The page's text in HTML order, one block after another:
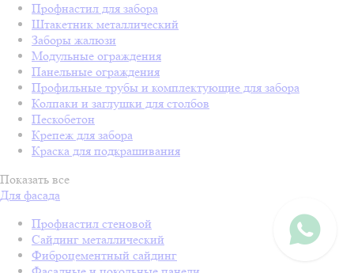
Профнастил для забора
Штакетник металлический
Заборы жалюзи
Модульные ограждения
Панельные ограждения
Профильные трубы и комплектующие для забора
Колпаки и заглушки для столбов
Пескобетон
Крепеж для забора
Краска для подкрашивания
Показать все
Для фасада
Профнастил стеновой
Сайдинг металлический
Фиброцементный сайдинг